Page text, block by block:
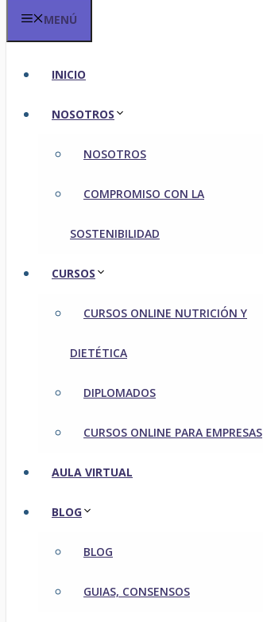
MENÚ
INICIO
NOSOTROS
NOSOTROS
COMPROMISO CON LA
SOSTENIBILIDAD
CURSOS
CURSOS ONLINE NUTRICIÓN Y
DIETÉTICA
DIPLOMADOS
CURSOS ONLINE PARA EMPRESAS
AULA VIRTUAL
BLOG
BLOG
GUIAS, CONSENSOS